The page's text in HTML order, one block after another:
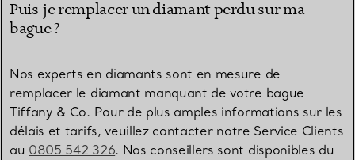
Puis-je remplacer un diamant perdu sur ma
bague ?
Nos experts en diamants sont en mesure de
remplacer le diamant manquant de votre bague
Tiffany & Co. Pour de plus amples informations sur les
délais et tarifs, veuillez contacter notre Service Clients
au 0805 542 326. Nos conseillers sont disponibles du